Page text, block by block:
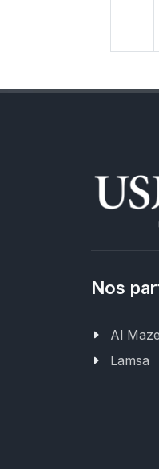
Nos
Al
Lamsa